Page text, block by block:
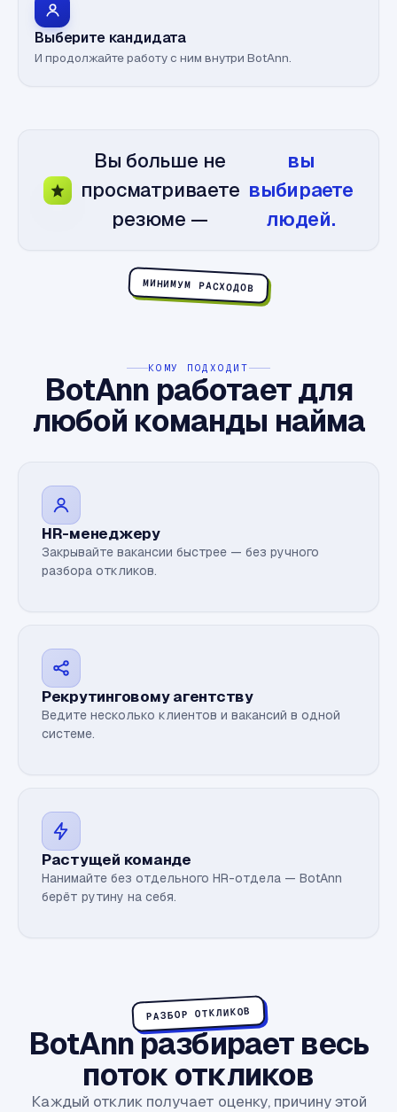
Выберите кандидата
И продолжайте работу с ним внутри BotAnn.
Вы больше не
просматриваете
резюме —
вы
выбираете
людей.
МИНИМУМ РАСХОДОВ
КОМУ ПОДХОДИТ
BotAnn работает для
любой команды найма
HR-менеджеру
Закрывайте вакансии быстрее — без ручного
разбора откликов.
Рекрутинговому агентству
Ведите несколько клиентов и вакансий в одной
системе.
Растущей команде
Нанимайте без отдельного HR-отдела — BotAnn
берёт рутину на себя.
РАЗБОР ОТКЛИКОВ
BotAnn разбирает весь
поток откликов
Каждый отклик получает оценку, причину этой